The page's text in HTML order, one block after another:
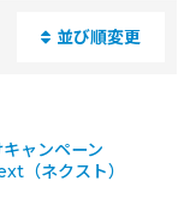
並び順変更
ャンペーン
（ネクスト）